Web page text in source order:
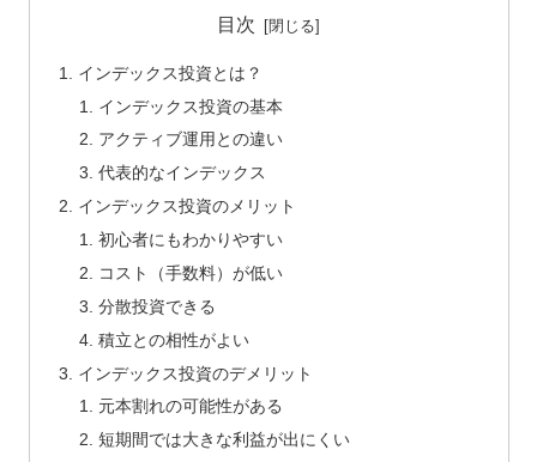
目次
インデックス投資とは？
インデックス投資の基本
アクティブ運用との違い
代表的なインデックス
インデックス投資のメリット
初心者にもわかりやすい
コスト（手数料）が低い
分散投資できる
積立との相性がよい
インデックス投資のデメリット
元本割れの可能性がある
短期間では大きな利益が出にくい